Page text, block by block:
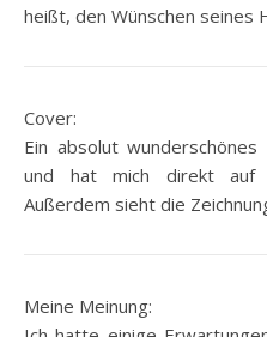
heißt, den Wünschen seines
Cover:
Ein absolut
und hat mich direkt auf
Außerdem sieht die
Meine Meinung: